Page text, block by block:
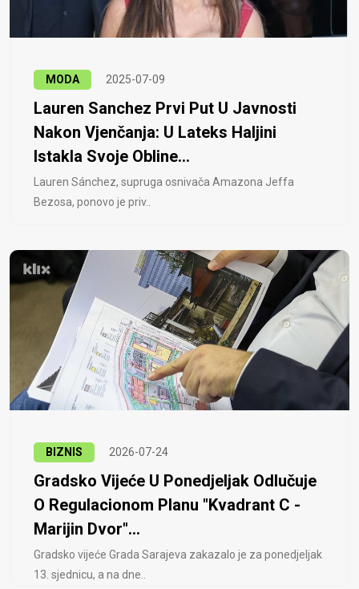
MODA 2025-07-09
Lauren Sanchez Prvi Put U Javnosti
Nakon Vjenčanja: U Lateks Haljini
Istakla Svoje Obline...
Lauren Sánchez, supruga osnivača Amazona Jeffa
Bezosa, ponovo je priv..
BIZNIS 2026-07-24
Gradsko Vijeće U Ponedjeljak Odlučuje
O Regulacionom Planu "Kvadrant C -
Marijin Dvor"...
Gradsko vijeće Grada Sarajeva zakazalo je za ponedjeljak
13. sjednicu, a na dne..